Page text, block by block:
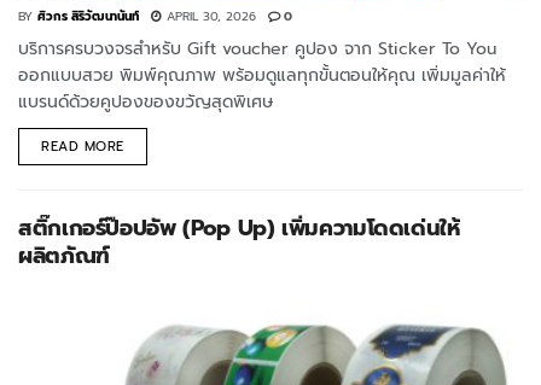
BY ศิวกร สิริวัฒนานันท์ APRIL 30, 2026 0
บริการครบวงจรสำหรับ Gift voucher คูปอง จาก Sticker To You
ออกแบบสวย พิมพ์คุณภาพ พร้อมดูแลทุกขั้นตอนให้คุณ เพิ่มมูลค่าให้
แบรนด์ด้วยคูปองของขวัญสุดพิเศษ
READ MORE
สติ๊กเกอร์ป๊อปอัพ (Pop Up) เพิ่มความโดดเด่นให้
ผลิตภัณฑ์